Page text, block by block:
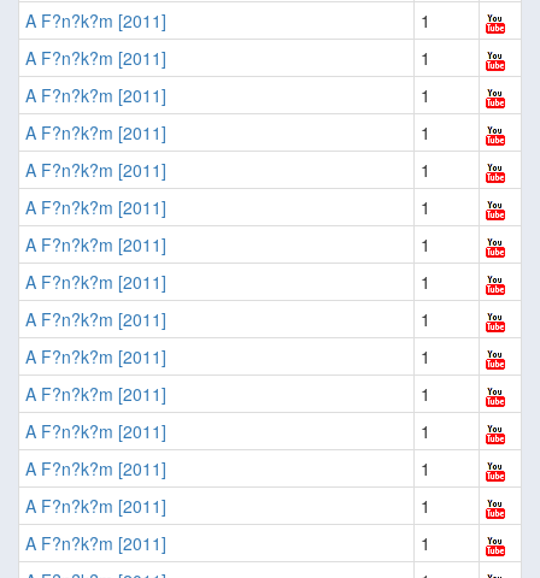
A F?n?k?m [2011]
1
A F?n?k?m [2011]
1
A F?n?k?m [2011]
1
A F?n?k?m [2011]
1
A F?n?k?m [2011]
1
A F?n?k?m [2011]
1
A F?n?k?m [2011]
1
A F?n?k?m [2011]
1
A F?n?k?m [2011]
1
A F?n?k?m [2011]
1
A F?n?k?m [2011]
1
A F?n?k?m [2011]
1
A F?n?k?m [2011]
1
A F?n?k?m [2011]
1
A F?n?k?m [2011]
1